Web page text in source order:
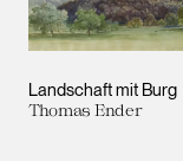
Landschaft mit Burg
Thomas Ender